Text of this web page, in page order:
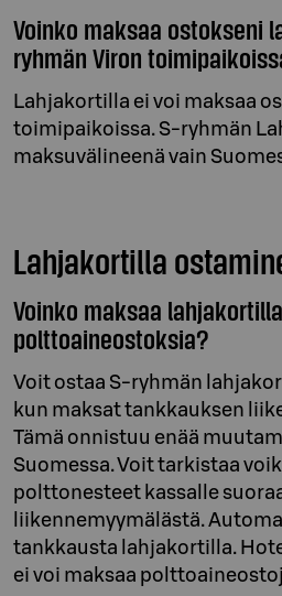
Voinko maksaa ostokseni
ryhmän Viron
Lahjakortilla ei voi maksaa
toimipaikoissa. S-ryhmän
maksuvälineenä vain
Lahjakortilla
Voinko maksaa lahjakortilla
polttoaineostoksia?
Voit ostaa S-ryhmän
kun maksat tankkauksen
Tämä onnistuu enää
Suomessa. Voit tarkistaa
polttonesteet kassalle
liikennemyymälästä.
tankkausta lahjakortilla.
ei voi maksaa